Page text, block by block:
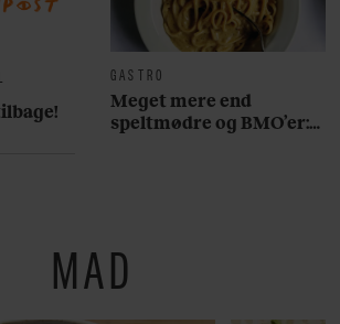
GASTRO
Meget mere end
speltmødre og BMO’er:
MAD